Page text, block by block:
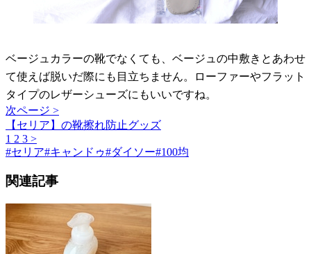
ベージュカラーの靴でなくても、ベージュの中敷きとあわせ
て使えば脱いだ際にも目立ちません。ローファーやフラット
タイプのレザーシューズにもいいですね。
次ページ >
【セリア】の靴擦れ防止グッズ
1 2 3 >
#セリア#キャンドゥ#ダイソー#100均
関連記事